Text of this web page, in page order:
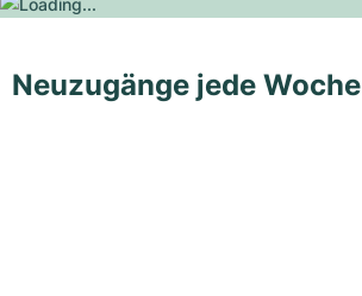
Neuzugänge jede Woche